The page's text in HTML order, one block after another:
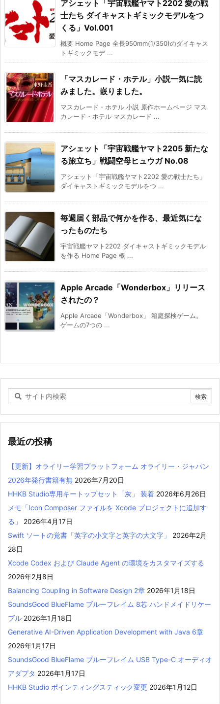
アシェット「宇宙戦艦ヤマト2202 愛の戦
士たち ダイキャストギミックモデルをつ
くる」Vol.001
概要 Home Page 全長950mm(1/350)のダイキャス
トギミックモデ ...
「マスカレード・ホテル」小説一気に読
みました。嵌りました。
マスカレード・ホテル 小説 原作ホームページ マス
カレード・ホテル マスカレード ...
アシェット「宇宙戦艦ヤマト2205 新たな
る旅立ち」戦闘空母ヒュウガ No.08
アシェット「宇宙戦艦ヤマト2202 愛の戦士たち」
ダイキャストギミックモデルをつ ...
毎週届く部品で何かを作る、最近気にな
ったものたち
宇宙戦艦ヤマト2202 ダイキャストギミックモデル
を作る Home Page 概 ...
Apple Arcade「Wonderbox」リリース
されたの？
Apple Arcade「Wonderbox」 箱庭探検ゲーム。
ゲームの7つの ...
最近の投稿
【更新】オライリー学習プラットフォーム オライリー・ジャパン
2026年発行書籍有無 2026年7月20日
HHKB Studio専用キートップセット「灰」 装着 2026年6月26日
メモ「Icon Composer ファイルを Xcode プロジェクトに追加す
る」
2026年4月17日
Swift ソートの覚書「英字の小文字と英字の大文字」
2026年2月
28日
Xcode Codex および Claude Agent の環境をカスタマイズする
2026年2月8日
Balancing Coupling in Software Design 2章 2026年1月18日
SoundsGood BlueFlame ブルーフレイム 8芯 ハンドメイドリケー
ブル 2026年1月18日
Generative AI-Driven Application Development with Java 6章
2026年1月17日
SoundsGood BlueFlame ブルーフレイム USB Type-C オーディオ
アダプタ 2026年1月17日
HHKB Studio ポインティングスティック変更 2026年1月12日